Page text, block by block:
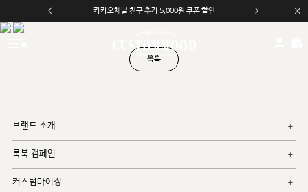
카카오채널 친구 추가 5,000원 쿠폰 할인
목록
브랜드 소개
룩북 캠페인
커스텀마이징